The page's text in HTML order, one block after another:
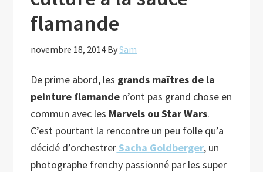
flamande
novembre 18, 2014 BySam
De prime abord, les grands maîtres de la
peinture flamande n’ont pas grand chose en
commun avec les Marvels ou Star Wars.
C’est pourtant la rencontre un peu folle qu’a
décidé d’orchestrer Sacha Goldberger, un
photographe frenchy passionné par les super